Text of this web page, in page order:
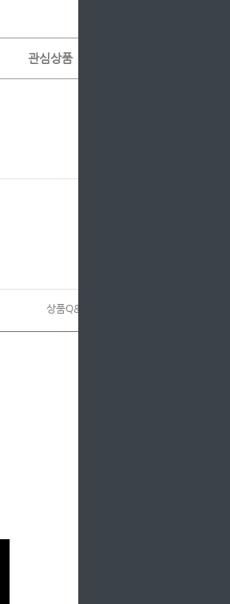
관심상품
상품Q&A